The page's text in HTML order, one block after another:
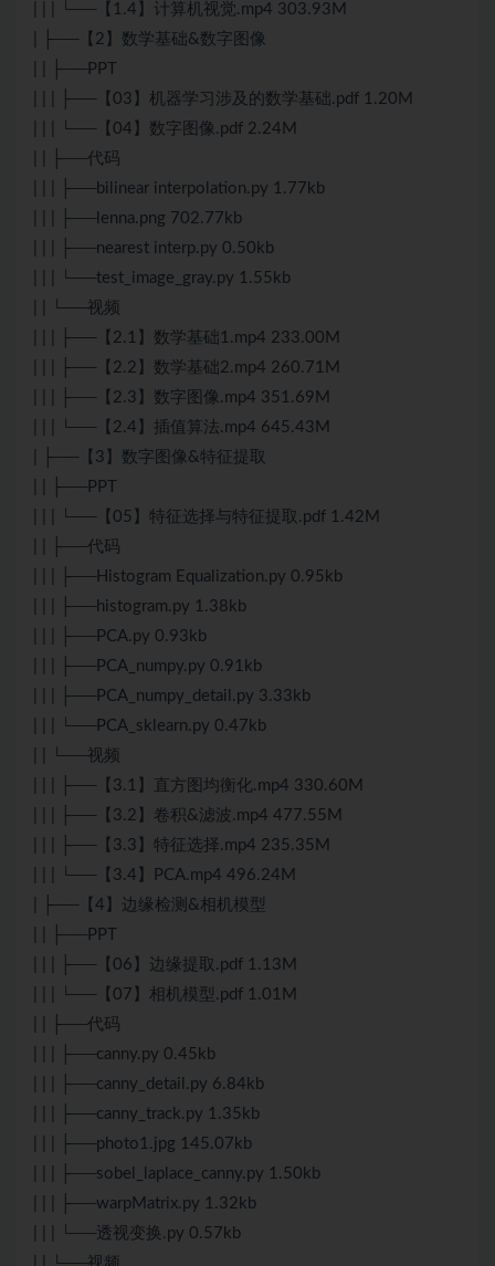
| | | └──【1.4】计算机视觉.mp4 303.93M
| ├──【2】数学基础&数字图像
| | ├──PPT
| | | ├──【03】机器学习涉及的数学基础.pdf 1.20M
| | | └──【04】数字图像.pdf 2.24M
| | ├──代码
| | | ├──bilinear interpolation.py 1.77kb
| | | ├──lenna.png 702.77kb
| | | ├──nearest interp.py 0.50kb
| | | └──test_image_gray.py 1.55kb
| | └──视频
| | | ├──【2.1】数学基础1.mp4 233.00M
| | | ├──【2.2】数学基础2.mp4 260.71M
| | | ├──【2.3】数字图像.mp4 351.69M
| | | └──【2.4】插值算法.mp4 645.43M
| ├──【3】数字图像&特征提取
| | ├──PPT
| | | └──【05】特征选择与特征提取.pdf 1.42M
| | ├──代码
| | | ├──Histogram Equalization.py 0.95kb
| | | ├──histogram.py 1.38kb
| | | ├──PCA.py 0.93kb
| | | ├──PCA_numpy.py 0.91kb
| | | ├──PCA_numpy_detail.py 3.33kb
| | | └──PCA_sklearn.py 0.47kb
| | └──视频
| | | ├──【3.1】直方图均衡化.mp4 330.60M
| | | ├──【3.2】卷积&滤波.mp4 477.55M
| | | ├──【3.3】特征选择.mp4 235.35M
| | | └──【3.4】PCA.mp4 496.24M
| ├──【4】边缘检测&相机模型
| | ├──PPT
| | | ├──【06】边缘提取.pdf 1.13M
| | | └──【07】相机模型.pdf 1.01M
| | ├──代码
| | | ├──canny.py 0.45kb
| | | ├──canny_detail.py 6.84kb
| | | ├──canny_track.py 1.35kb
| | | ├──photo1.jpg 145.07kb
| | | ├──sobel_laplace_canny.py 1.50kb
| | | ├──warpMatrix.py 1.32kb
| | | └──透视变换.py 0.57kb